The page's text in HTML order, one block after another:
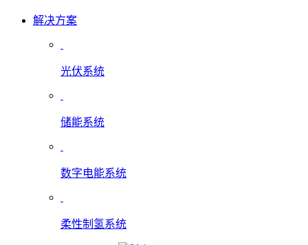
解决方案
光伏系统
储能系统
数字电能系统
柔性制氢系统